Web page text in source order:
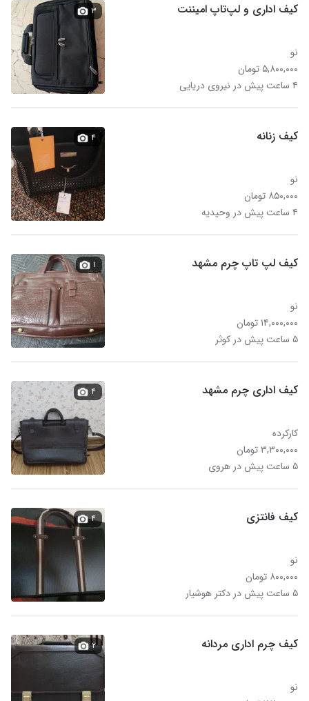
کیف اداری و لپ‌تاپ امیننت
نو
۵,۸۰۰,۰۰۰ تومان
۴ ساعت پیش در نیروی دریایی
۳
کیف زنانه
نو
۸۵۰,۰۰۰ تومان
۴ ساعت پیش در وحیدیه
۴
کیف لپ تاپ چرم مشهد
نو
۱۴,۰۰۰,۰۰۰ تومان
۵ ساعت پیش در کوثر
۱
کیف اداری چرم مشهد
کارکرده
۳,۳۰۰,۰۰۰ تومان
۵ ساعت پیش در هروی
۴
کیف فانتزی
نو
۸۰۰,۰۰۰ تومان
۵ ساعت پیش در دکتر هوشیار
۴
کیف چرم اداری مردانه
نو
۲